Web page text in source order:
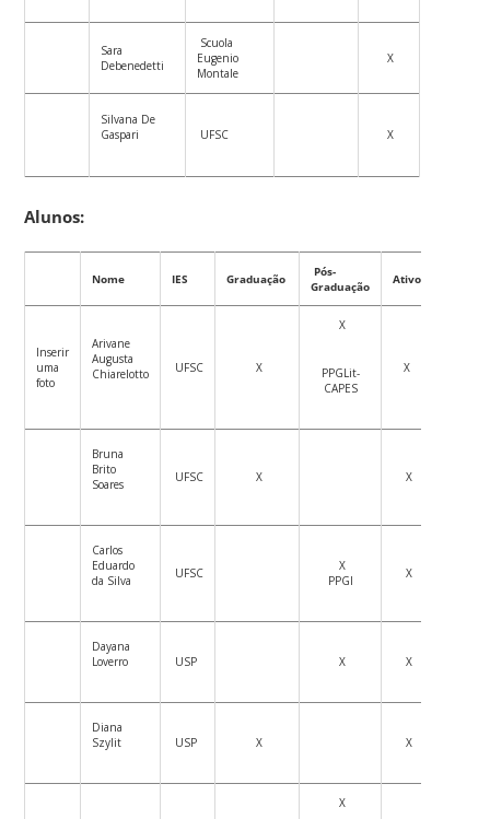
Sara
Debenedetti
Scuola
Eugenio
Montale
X
Silvana De
Gaspari
UFSC X
Alunos:
Nome IES Graduação
Pós-
Graduação
Ativo
Inserir
uma
foto
Arivane
Augusta
Chiarelotto
UFSC X
X
PPGLit-
CAPES
X
Bruna
Brito
Soares
UFSC X X
Carlos
Eduardo
da Silva
UFSC
X
PPGI
X
Dayana
Loverro
USP X X
Diana
Szylit
USP X X
X